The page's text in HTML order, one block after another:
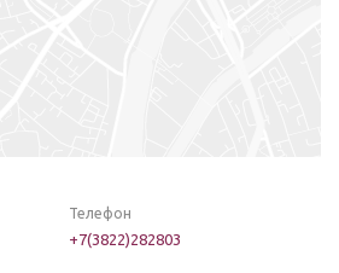
Телефон
+7(3822)282803